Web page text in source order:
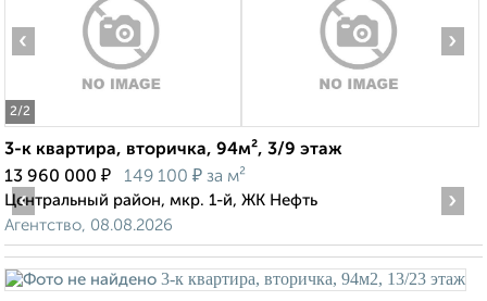
2/2
‹ ›
3-к квартира, вторичка, 94м², 3/9 этаж
13 960 000 ₽ 149 100 ₽ за м²
Центральный район, мкр. 1-й, ЖК Нефть
Агентство, 08.08.2026
‹ ›